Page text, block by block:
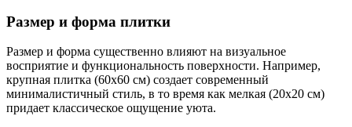
Размер и форма плитки
Размер и форма существенно влияют на визуальное
восприятие и функциональность поверхности. Например,
крупная плитка (60х60 см) создает современный
минималистичный стиль, в то время как мелкая (20х20 см)
придает классическое ощущение уюта.